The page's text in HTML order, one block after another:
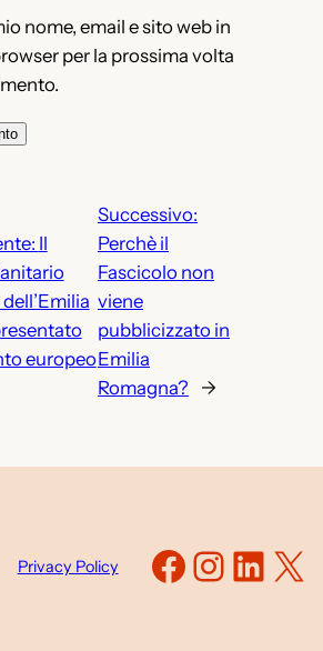
nome, email e sito web in
per la prossima volta
Il
europeo
Successivo:
Perchè il
Fascicolo non
viene
pubblicizzato in
Emilia
Romagna?
→
Privacy Policy X